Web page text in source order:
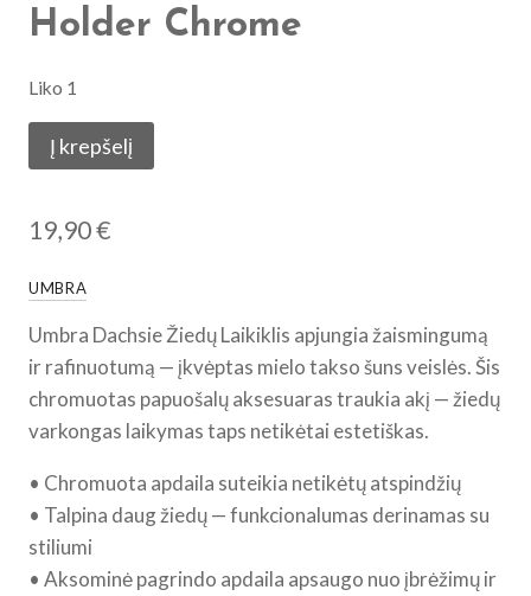
Holder Chrome
Liko 1
produkto
kiekis:
Dachsie
Laikiklis
Chromuotas
|
Umbra
Dachsie
Holder
Chrome
Į krepšelį
19,90€
UMBRA
Umbra Dachsie Žiedų Laikiklis apjungia žaismingumą
ir rafinuotumą — įkvėptas mielo takso šuns veislės. Šis
chromuotas papuošalų aksesuaras traukia akį — žiedų
varkongas laikymas taps netikėtai estetiškas.
• Chromuota apdaila suteikia netikėtų atspindžių
• Talpina daug žiedų — funkcionalumas derinamas su
stiliumi
• Aksominė pagrindo apdaila apsaugo nuo įbrėžimų ir